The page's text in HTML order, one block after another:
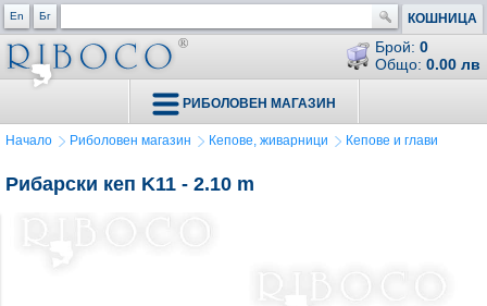
En Бг КОШНИЦА
Брой: 0
Общо: 0.00 лв
РИБОЛОВЕН МАГАЗИН
Начало Риболовен магазин Кепове, живарници Кепове и глави
Рибарски кеп K11 - 2.10 m